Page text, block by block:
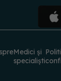
© 2026 PRESS